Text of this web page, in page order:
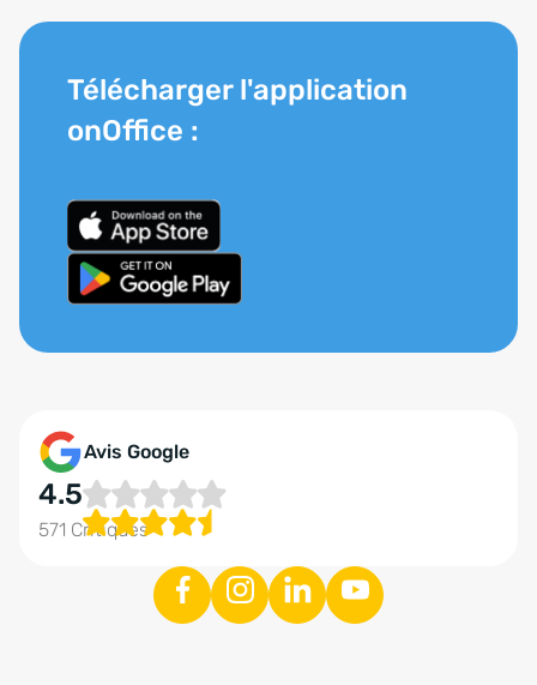
Avis Google
4.5
571 Critiques
Télécharger l'application
onOffice :